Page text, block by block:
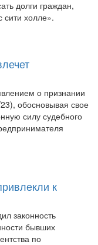
о признании
обосновывая свое
силу судебного
законность
бывших
по
по делу выступали